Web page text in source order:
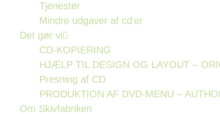
Tjenester
Mindre udgaver af cd’er
Det gør vi
CD-KOPIERING
HJÆLP TIL DESIGN OG LAYOUT –
Presning af CD
PRODUKTION AF DVD-MENU –
Om Skivfabriken